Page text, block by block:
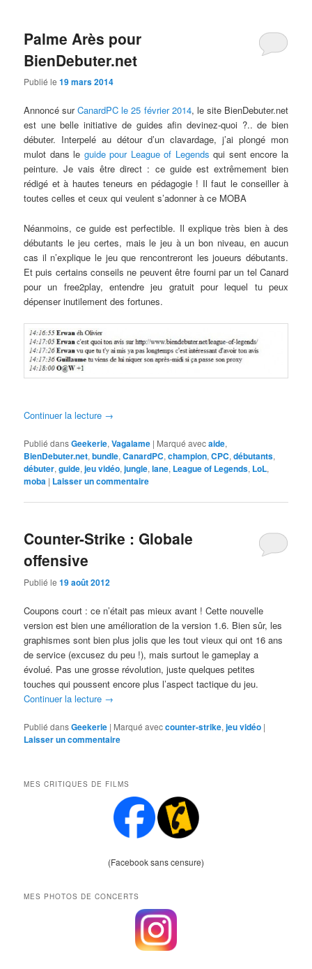
Palme Arès pour
BienDebuter.net
Publié le19 mars 2014
Annoncé surCanardPC le 25 février 2014, le site BienDebuter.net
est une belle initiative de guides afin devinez-quoi ?.. de bien
débuter. Interpelé au détour d’un clavardage, j’ai plongé mon
mulot dans le guide pour League of Legends qui sent encore la
peinture. Je vais être direct : ce guide est extrêmement bien
rédigé et à hautes teneurs en pédagogie ! Il faut le conseiller à
toutes celles et ceux qui veulent s’adonner à ce MOBA
Néanmoins, ce guide est perfectible. Il explique très bien à des
débutants le jeu certes, mais le jeu à un bon niveau, en aucun
cas il n’explique le jeu que rencontreront les joueurs débutants.
Et puis certains conseils ne peuvent être fourni par un tel Canard
pour un free2play, entendre jeu gratuit pour lequel tu peux
dépenser inutilement des fortunes.
Continuer la lecture →
Publié dansGeekerie,Vagalame | Marqué avecaide,
BienDebuter.net,bundle,CanardPC,champion,CPC,débutants,
débuter,guide,jeu vidéo,jungle,lane, League of Legends, LoL,
moba | Laisser un commentaire
Counter-Strike : Globale
offensive
Publié le19 août 2012
Coupons court : ce n’était pas mieux avant ! Cette nouvelle
version est bien une amélioration de la version 1.6. Bien sûr, les
graphismes sont bien plus jolis que les tout vieux qui ont 16 ans
de service (excusez du peu !), mais surtout le gameplay a
évolué. Pas une grosse révolution, juste quelques petites
touches qui poussent encore plus l’aspect tactique du jeu.
Continuer la lecture →
Publié dansGeekerie | Marqué aveccounter-strike,jeu vidéo |
Laisser un commentaire
MES CRITIQUES DE FILMS
(Facebook sans censure)
MES PHOTOS DE CONCERTS